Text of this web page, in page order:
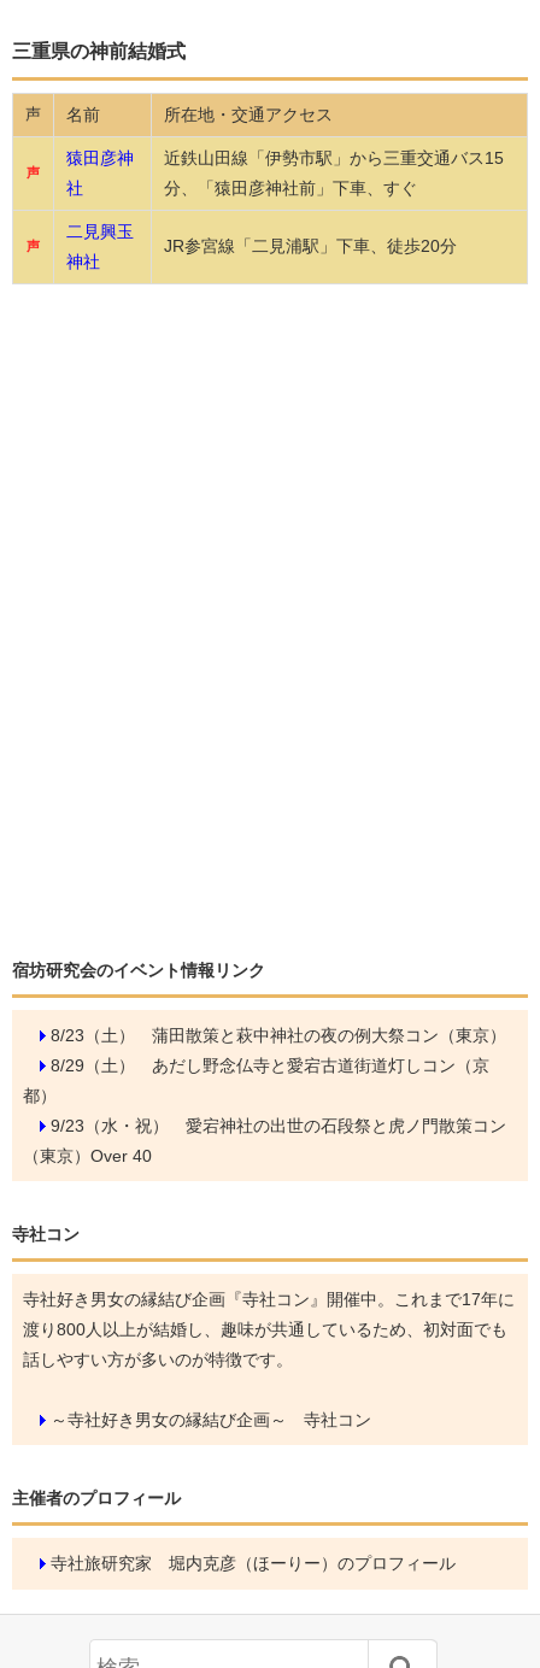
三重県の神前結婚式
声 名前 所在地・交通アクセス
声
猿田彦神
社
近鉄山田線「伊勢市駅」から三重交通バス15
分、「猿田彦神社前」下車、すぐ
声
二見興玉
神社
JR参宮線「二見浦駅」下車、徒歩20分
宿坊研究会のイベント情報リンク
8/23（土） 蒲田散策と萩中神社の夜の例大祭コン（東京）
8/29（土） あだし野念仏寺と愛宕古道街道灯しコン（京
都）
9/23（水・祝） 愛宕神社の出世の石段祭と虎ノ門散策コン
（東京）Over 40
寺社コン
寺社好き男女の縁結び企画『寺社コン』開催中。これまで17年に
渡り800人以上が結婚し、趣味が共通しているため、初対面でも
話しやすい方が多いのが特徴です。
～寺社好き男女の縁結び企画～ 寺社コン
主催者のプロフィール
寺社旅研究家 堀内克彦（ほーりー）のプロフィール